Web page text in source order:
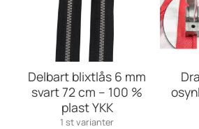
Delbart blixtlås 6 mm
svart 72 cm – 100 %
plast YKK
1 st varianter